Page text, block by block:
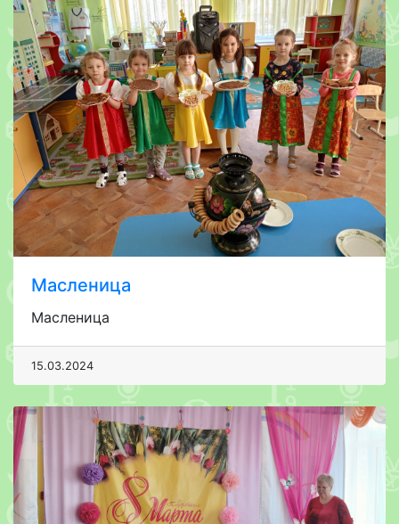
Масленица
Масленица
15.03.2024